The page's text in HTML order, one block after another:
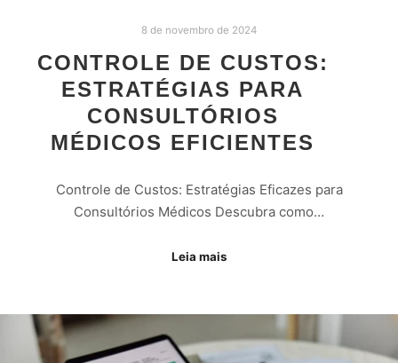
8 de novembro de 2024
CONTROLE DE CUSTOS:
ESTRATÉGIAS PARA
CONSULTÓRIOS
MÉDICOS EFICIENTES
Controle de Custos: Estratégias Eficazes para
Consultórios Médicos Descubra como…
Leia mais